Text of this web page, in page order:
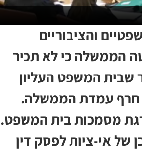
והציבוריים
בתולדותיה. ב-5 ביולי 2026 החליטה הממשלה כי לא תכיר
שבית המשפט העליון
חרף עמדת הממשלה.
מסמכות בית המשפט.
של אי-ציות לפסק דין